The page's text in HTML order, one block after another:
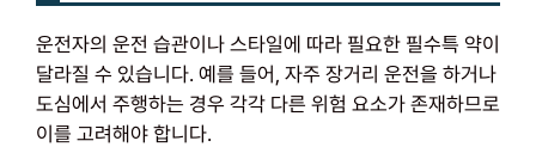
운전자의 운전 습관이나 스타일에 따라 필요한 필수특 약이
달라질 수 있습니다. 예를 들어, 자주 장거리 운전을 하거나
도심에서 주행하는 경우 각각 다른 위험 요소가 존재하므로
이를 고려해야 합니다.